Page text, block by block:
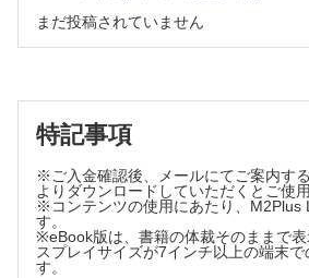
医薬品適正使用・育薬フラッシュニュース
・レスベラトロール併⽤でセレコキシブの
ガチではじめる マジでわかる 経口抗がん薬
経口抗がん薬の客観的アドヒアランス評価
（川上 和宜）
飲み合わせ研究所 子どもの服薬Tips
〈第21回〉ファモチジン製剤（細粒および
（小嶋 純 米子 真記）
薬剤師力の型 新たな思考と行動プランを手
〈参拾参ノ型〉重症患者の栄養療法は急性
（大久保 綾香）
・成人と高齢者ではツロブテロールテ
吸収は同等なの？（山本 佳久）
ない？（島﨑 学）
い？（島﨑 学）
【軟膏剤】
・皮膚外用剤の混合と安定性はどこ
（山本 佳久）
まだ投稿されていません
特記事項
※ご入金確認後、メールにてご案内す
よりダウンロードしていただくとご使
※コンテンツの使用にあたり、M2Plus
す。
※eBook版は、書籍の体裁そのままで表
スプレイサイズが7インチ以上の端末で
す。